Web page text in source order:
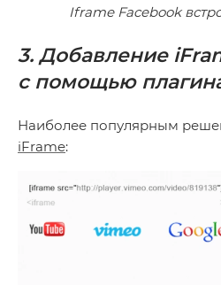
Iframe Facebook
3. Добавление
с помощью
Наиболее популярным
iFrame: